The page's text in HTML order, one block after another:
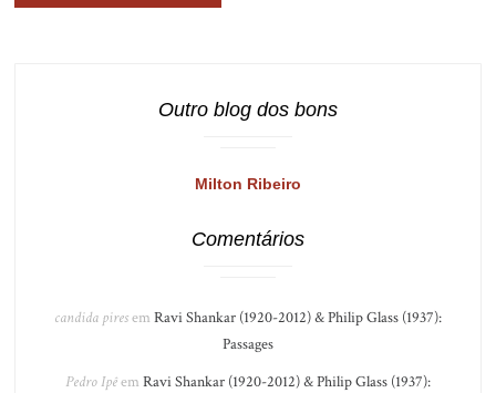
Outro blog dos bons
Milton Ribeiro
Comentários
candida piresem Ravi Shankar (1920-2012) & Philip Glass (1937):
Passages
Pedro Ipêem Ravi Shankar (1920-2012) & Philip Glass (1937):